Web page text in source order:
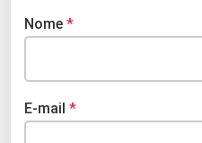
Nome *
E-mail *